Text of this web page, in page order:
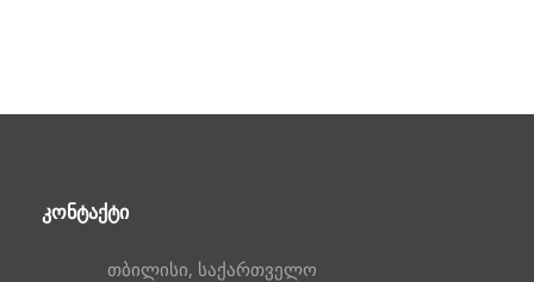
ᲙᲝᲜᲢᲐᲥᲢᲘ
თბილისი, საქართველო